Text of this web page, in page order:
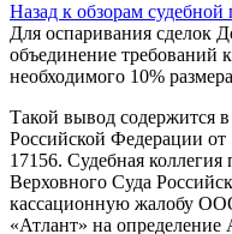
Назад к обзорам судебной
Для оспаривания сделок
объединение требований
необходимого 10%
Такой вывод содержится
Российской Федерации
17156. Судебная
Верховного Суда
кассационную жалобу
«Атлант» на определение